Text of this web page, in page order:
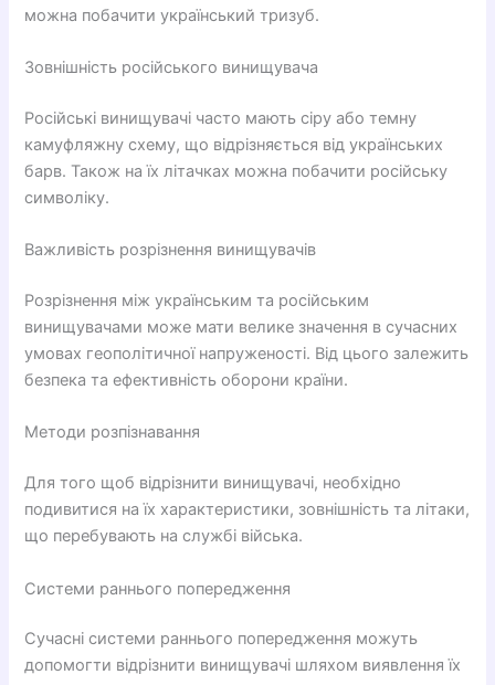
можна побачити український тризуб.
Зовнішність російського винищувача
Російські винищувачі часто мають сіру або темну
камуфляжну схему, що відрізняється від українських
барв. Також на їх літачках можна побачити російську
символіку.
Важливість розрізнення винищувачів
Розрізнення між українським та російським
винищувачами може мати велике значення в сучасних
умовах геополітичної напруженості. Від цього залежить
безпека та ефективність оборони країни.
Методи розпізнавання
Для того щоб відрізнити винищувачі, необхідно
подивитися на їх характеристики, зовнішність та літаки,
що перебувають на службі війська.
Системи раннього попередження
Сучасні системи раннього попередження можуть
допомогти відрізнити винищувачі шляхом виявлення їх